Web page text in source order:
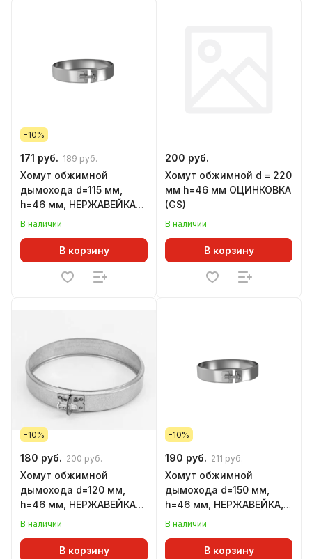
-10%
171 руб. 189 руб.
Хомут обжимной
дымохода d=115 мм,
h=46 мм, НЕРЖАВЕЙКА
(GS)
В наличии
В корзину
200 руб.
Хомут обжимной d = 220
мм h=46 мм ОЦИНКОВКА
(GS)
В наличии
В корзину
-10%
180 руб. 200 руб.
Хомут обжимной
дымохода d=120 мм,
h=46 мм, НЕРЖАВЕЙКА
(GS)
В наличии
В корзину
-10%
190 руб. 211 руб.
Хомут обжимной
дымохода d=150 мм,
h=46 мм, НЕРЖАВЕЙКА,
(GS)
В наличии
В корзину